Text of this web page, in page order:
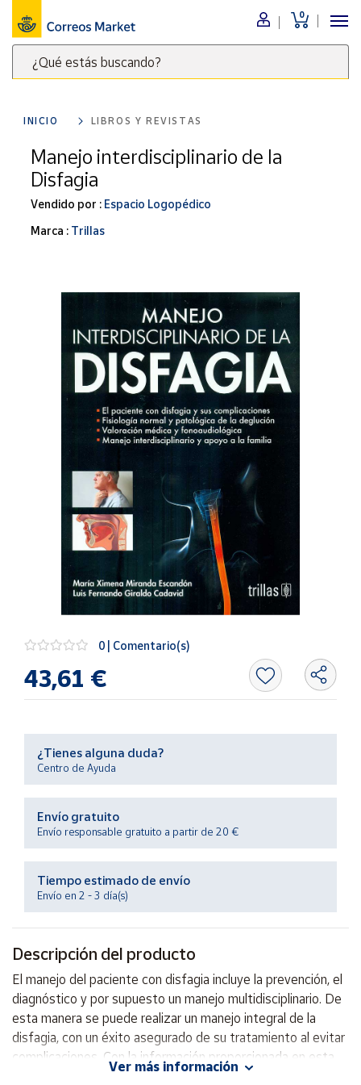
0
¿Qué estás buscando?
clave
para
buscar
productos
Correos
Menú
Nuestro
catálogo
Alimentación
Bebidas
Ocio y cultura
Juguetes y
Merchandising
Ceuta y Melilla
Nuestros
vendedores
Las
de Correos
Market
Productos
Solidarios
Ayuda
Centro
Contacto
Vendedores
Mapa de
vendedores
Hazte
vendedor
Área
INICIO LIBROS Y REVISTAS
Manejo interdisciplinario de la
Disfagia
Vendido por : Espacio Logopédico
Marca : Trillas
0 | Comentario(s)
43,61 €
¿Tienes alguna duda?
Centro de Ayuda
Envío gratuito
Envío responsable gratuito a partir de 20 €
Tiempo estimado de envío
Envío en 2 - 3 día(s)
Descripción del producto
El manejo del paciente con disfagia incluye la prevención, el
diagnóstico y por supuesto un manejo multidisciplinario. De
esta manera se puede realizar un manejo integral de la
disfagia, con un éxito asegurado de su tratamiento al evitar
complicaciones. Con la información proporcionada en esta
obra, el lector establecerá un plan integral de manejo que
Ver más información